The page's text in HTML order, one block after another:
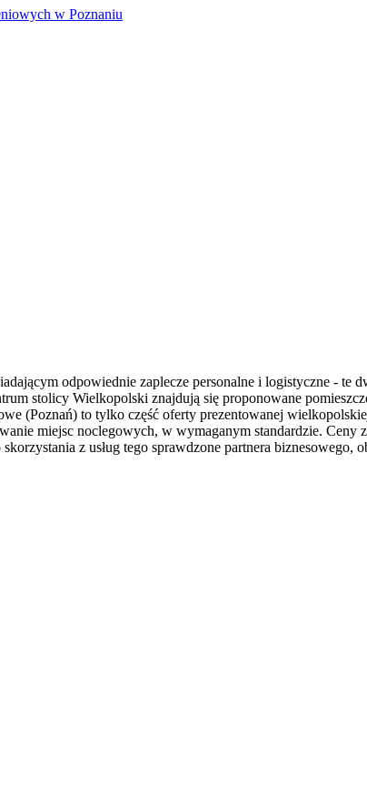
w Poznaniu
odpowiednie zaplecze personalne i logistyczne - te
stolicy Wielkopolski znajdują się proponowane
(Poznań) to tylko część oferty prezentowanej
miejsc noclegowych, w wymaganym standardzie.
z usług tego sprawdzone partnera